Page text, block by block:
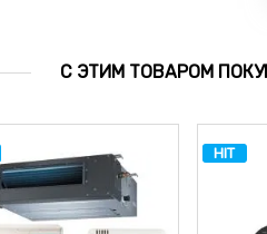
С ЭТИМ ТОВАРОМ
HIT